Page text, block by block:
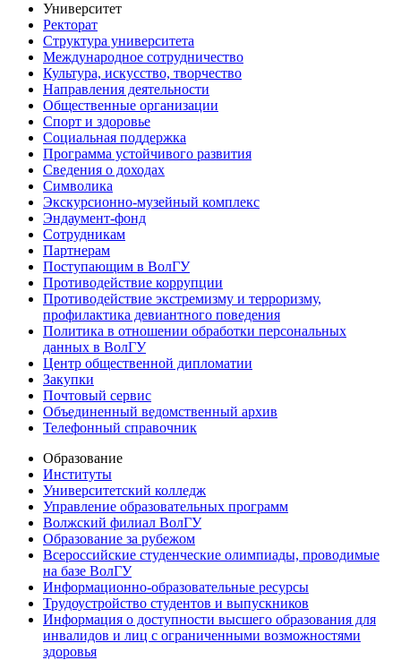
Университет
Ректорат
Структура университета
Международное сотрудничество
Культура, искусство, творчество
Направления деятельности
Общественные организации
Спорт и здоровье
Социальная поддержка
Программа устойчивого развития
Сведения о доходах
Символика
Экскурсионно-музейный комплекс
Эндаумент-фонд
Сотрудникам
Партнерам
Поступающим в ВолГУ
Противодействие коррупции
Противодействие экстремизму и терроризму,
профилактика девиантного поведения
Политика в отношении обработки персональных
данных в ВолГУ
Центр общественной дипломатии
Закупки
Почтовый сервис
Объединенный ведомственный архив
Телефонный справочник
Образование
Институты
Университетский колледж
Управление образовательных программ
Волжский филиал ВолГУ
Образование за рубежом
Всероссийские студенческие олимпиады, проводимые
на базе ВолГУ
Информационно-образовательные ресурсы
Трудоустройство студентов и выпускников
Информация о доступности высшего образования для
инвалидов и лиц с ограниченными возможностями
здоровья